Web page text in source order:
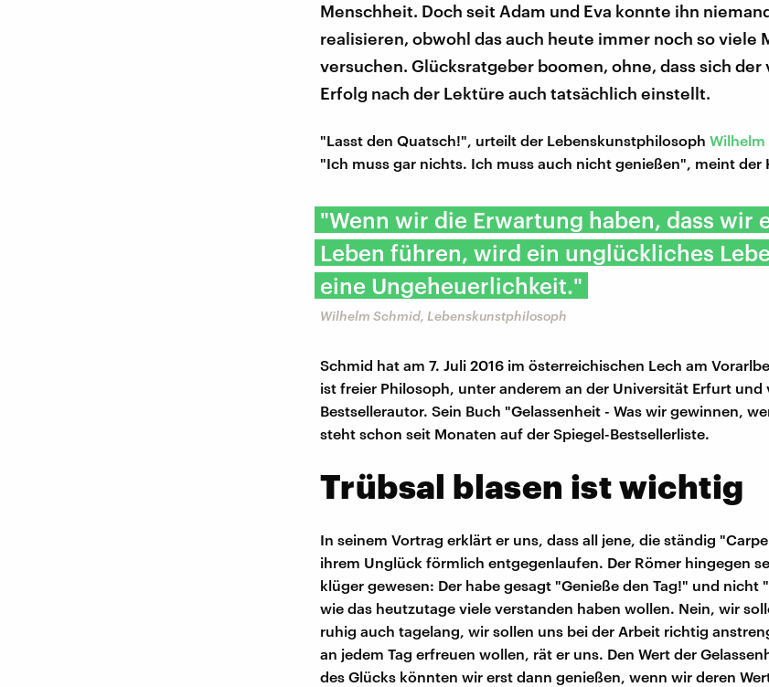
Menschheit. Doch seit Adam und Eva konnte ihn
realisieren, obwohl das auch heute immer noch so viele
versuchen. Glücksratgeber boomen, ohne, dass sich der
Erfolg nach der Lektüre auch tatsächlich einstellt.
"Lasst den Quatsch!", urteilt der Lebenskunstphilosoph Wilhelm
"Ich muss gar nichts. Ich muss auch nicht genießen", meint der
"Wenn wir die Erwartung haben, dass wir
Leben führen, wird ein unglückliches
eine Ungeheuerlichkeit."
Wilhelm Schmid, Lebenskunstphilosoph
Schmid hat am 7. Juli 2016 im österreichischen Lech am
ist freier Philosoph, unter anderem an der Universität Erfurt und
Bestsellerautor. Sein Buch "Gelassenheit - Was wir gewinnen,
steht schon seit Monaten auf der Spiegel-Bestsellerliste.
Trübsal blasen ist wichtig
In seinem Vortrag erklärt er uns, dass all jene, die ständig
ihrem Unglück förmlich entgegenlaufen. Der Römer hingegen
klüger gewesen: Der habe gesagt "Genieße den Tag!" und nicht
wie das heutzutage viele verstanden haben wollen. Nein, wir
ruhig auch tagelang, wir sollen uns bei der Arbeit richtig
an jedem Tag erfreuen wollen, rät er uns. Den Wert der
des Glücks könnten wir erst dann genießen, wenn wir deren